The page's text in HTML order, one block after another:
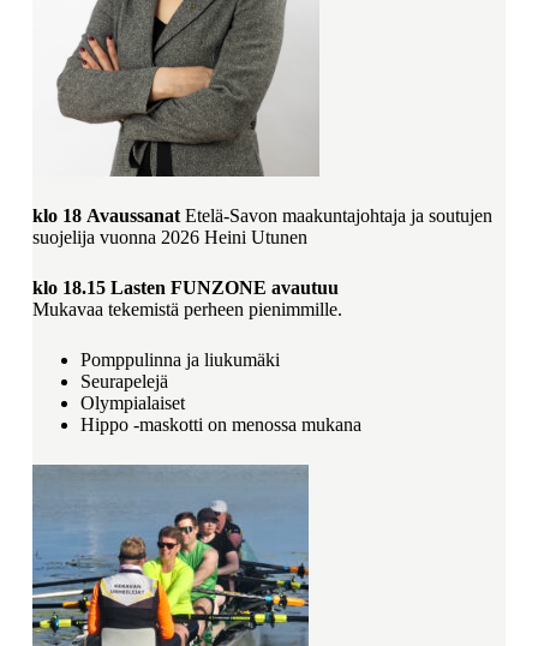
klo 18 AvaussanatEtelä-Savon maakuntajohtaja ja soutujen
suojelija vuonna 2026 Heini Utunen
klo 18.15 Lasten FUNZONE avautuu
Mukavaa tekemistä perheen pienimmille.
Pomppulinna ja liukumäki
Seurapelejä
Olympialaiset
Hippo -maskotti on menossa mukana